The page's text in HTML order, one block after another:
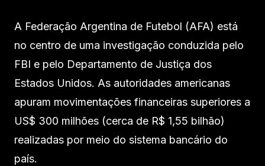
A Federação Argentina de Futebol (AFA) está
no centro de uma investigação conduzida pelo
FBI e pelo Departamento de Justiça dos
Estados Unidos. As autoridades americanas
apuram movimentações financeiras superiores a
US$ 300 milhões (cerca de R$ 1,55 bilhão)
realizadas por meio do sistema bancário do
país.